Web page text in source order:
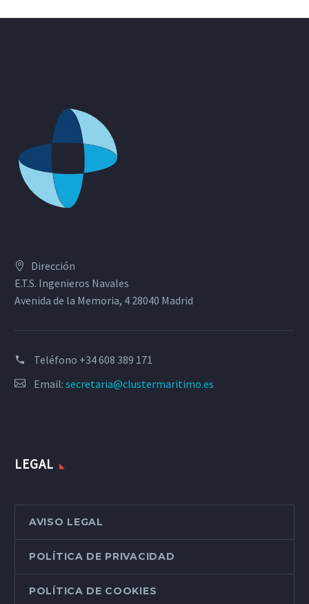
Dirección
E.T.S. Ingenieros Navales
Avenida de la Memoria, 4 28040 Madrid
Teléfono +34 608 389 171
Email: secretaria@clustermaritimo.es
LEGAL
AVISO LEGAL
POLÍTICA DE PRIVACIDAD
POLÍTICA DE COOKIES